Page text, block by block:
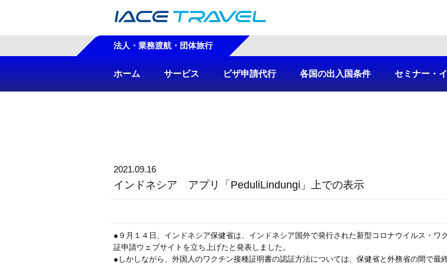
法人・業務渡航・団体旅行
ホーム サービス ビザ申請代行 各国の出入国条件 セミナー・
2021.09.16
インドネシア アプリ「PeduliLindungi」上での表示
●９月１４日、インドネシア保健省は、インドネシア国外で発行された新型コロナウイルス・
証申請ウェブサイトを立ち上げたと発表しました。
●しかしながら、外国人のワクチン接種証明書の認証方法については、保健省と外務省の間で